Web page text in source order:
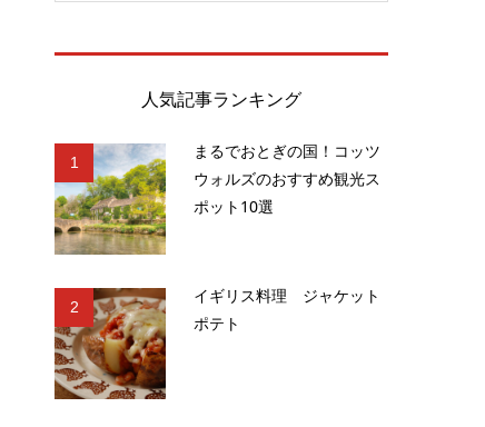
人気記事ランキング
1
まるでおとぎの国！コッツ
ウォルズのおすすめ観光ス
ポット10選
2
イギリス料理 ジャケット
ポテト